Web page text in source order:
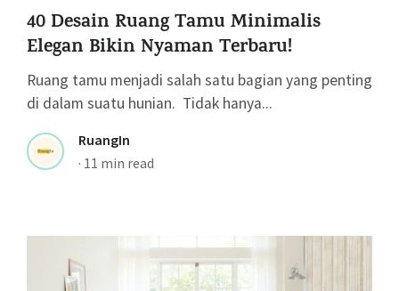
40 Desain Ruang Tamu Minimalis
Elegan Bikin Nyaman Terbaru!
Ruang tamu menjadi salah satu bagian yang penting
di dalam suatu hunian. Tidak hanya...
RuangIn
· 11 min read